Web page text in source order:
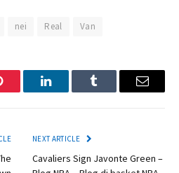
nei Real Van
LinkedInTumblr Email
NEXT ARTICLE
Cavaliers Sign Javonte Green –